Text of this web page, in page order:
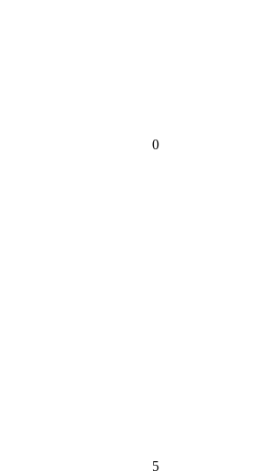
0
5